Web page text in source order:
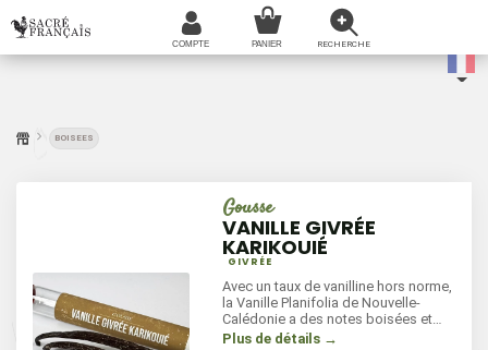
BOISEES
Gousse
VANILLE GIVRÉE
KARIKOUIÉ
GIVRÉE
Avec un taux de vanilline hors norme,
la Vanille Planifolia de Nouvelle-
Calédonie a des notes boisées et
épicées, avec des évocations de
Plus de détails →